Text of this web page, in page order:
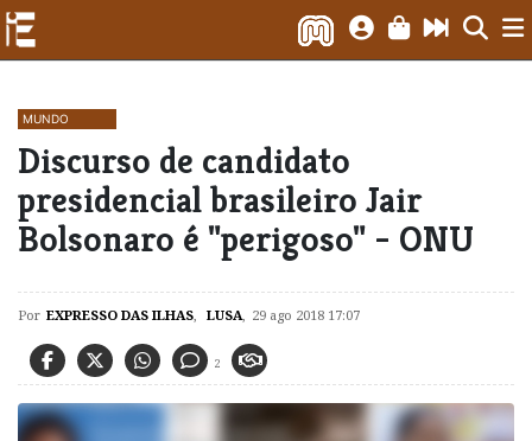
MUNDO
Discurso de candidato
presidencial brasileiro Jair
Bolsonaro é "perigoso" - ONU
Por EXPRESSO DAS ILHAS, LUSA, 29 ago 2018 17:07
2